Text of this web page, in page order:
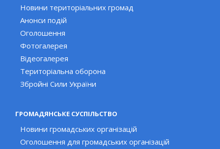
Новини територіальних громад
Анонси подій
Оголошення
Фотогалерея
Відеогалерея
Територіальна оборона
Збройні Сили України
ГРОМАДЯНСЬКЕ СУСПІЛЬСТВО
Новини громадських організацій
Оголошення для громадських організацій